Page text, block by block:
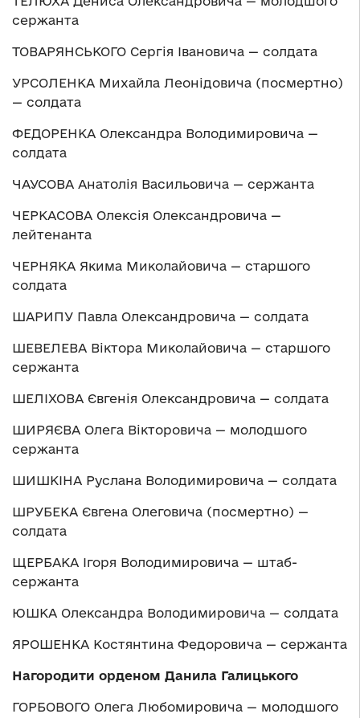
сержанта
ТОВАРЯНСЬКОГО Сергія Івановича — солдата
УРСОЛЕНКА Михайла Леонідовича (посмертно)
— солдата
ФЕДОРЕНКА Олександра Володимировича —
солдата
ЧАУСОВА Анатолія Васильовича — сержанта
ЧЕРКАСОВА Олексія Олександровича —
лейтенанта
ЧЕРНЯКА Якима Миколайовича — старшого
солдата
ШАРИПУ Павла Олександровича — солдата
ШЕВЕЛЕВА Віктора Миколайовича — старшого
сержанта
ШЕЛІХОВА Євгенія Олександровича — солдата
ШИРЯЄВА Олега Вікторовича — молодшого
сержанта
ШИШКІНА Руслана Володимировича — солдата
ШРУБЕКА Євгена Олеговича (посмертно) —
солдата
ЩЕРБАКА Ігоря Володимировича — штаб-
сержанта
ЮШКА Олександра Володимировича — солдата
ЯРОШЕНКА Костянтина Федоровича — сержанта
Нагородити орденом Данила Галицького
ГОРБОВОГО Олега Любомировича — молодшого